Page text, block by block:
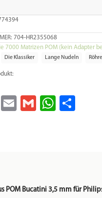
704-HR2355068
7000 Matrizen POM (kein Adapter
Die Klassiker Lange Nudeln
Twitter
EmailGmail
POM Bucatini 3,5 mm für